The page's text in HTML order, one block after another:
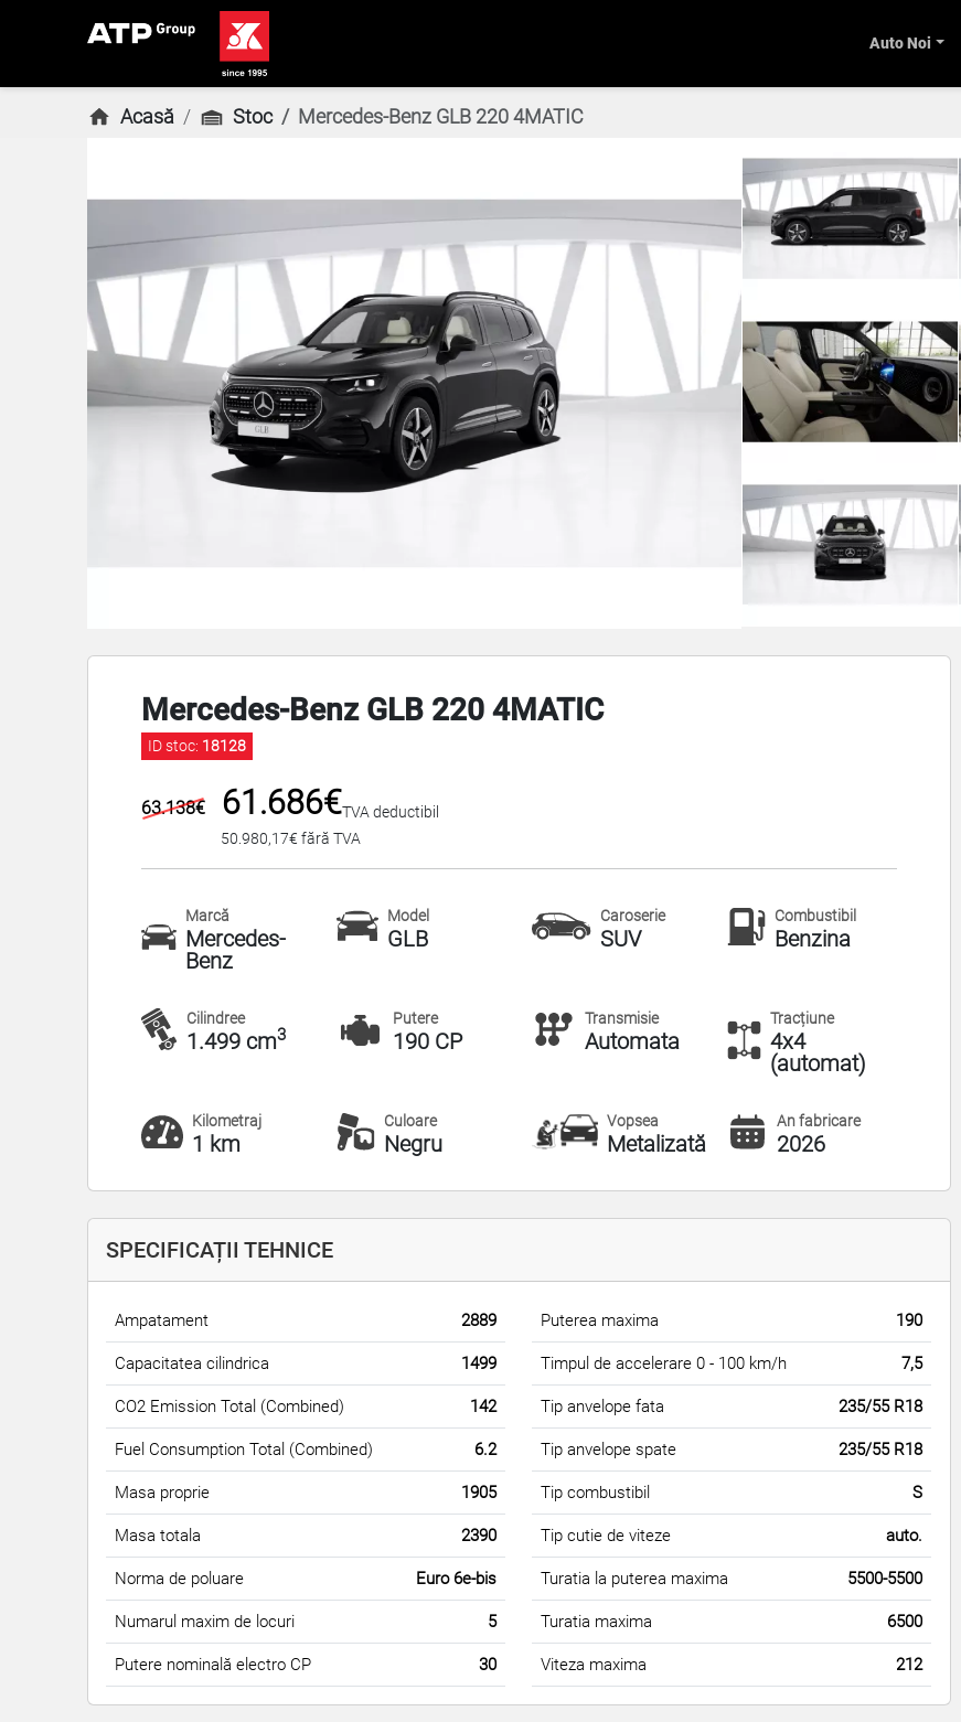
Auto Noi
Acasă Stoc Mercedes-Benz GLB 220 4MATIC
Mercedes-Benz GLB 220 4MATIC
ID stoc: 18128
63.138€ 61.686€TVA deductibil
50.980,17€ fără TVA
Marcă
Mercedes-
Benz
Model
GLB
Caroserie
SUV
Combustibil
Benzina
Cilindree
1.499 cm3
Putere
190 CP
Transmisie
Automata
Tracțiune
4x4
(automat)
Kilometraj
1 km
Culoare
Negru
Vopsea
Metalizată
An fabricare
2026
SPECIFICAȚII TEHNICE
Ampatament 2889
Capacitatea cilindrica 1499
CO2 Emission Total (Combined) 142
Fuel Consumption Total (Combined) 6.2
Masa proprie 1905
Masa totala 2390
Norma de poluare Euro 6e-bis
Numarul maxim de locuri 5
Putere nominală electro CP 30
Puterea maxima 190
Timpul de accelerare 0 - 100 km/h 7,5
Tip anvelope fata 235/55 R18
Tip anvelope spate 235/55 R18
Tip combustibil S
Tip cutie de viteze auto.
Turatia la puterea maxima 5500-5500
Turatia maxima 6500
Viteza maxima 212